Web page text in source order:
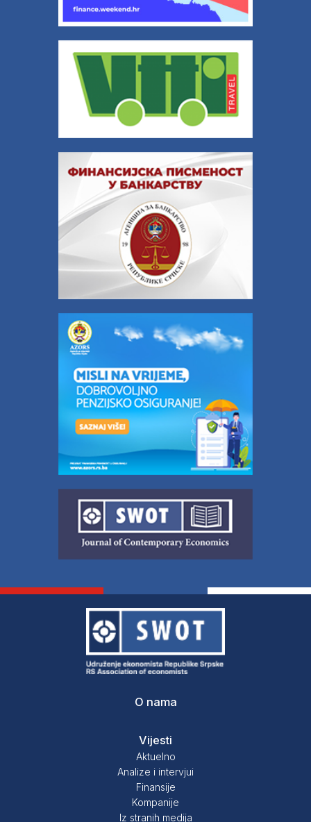
O nama
Vijesti
Aktuelno
Analize i intervjui
Finansije
Kompanije
Iz stranih medija